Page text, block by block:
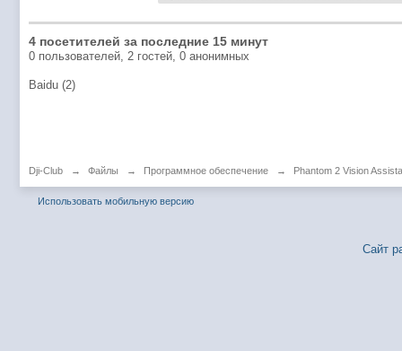
4 посетителей за последние 15 минут
0 пользователей, 2 гостей, 0 анонимных
Baidu (2)
Dji-Club → Файлы → Программное обеспечение → Phantom 2 Vision
Использовать мобильную версию
Сайт